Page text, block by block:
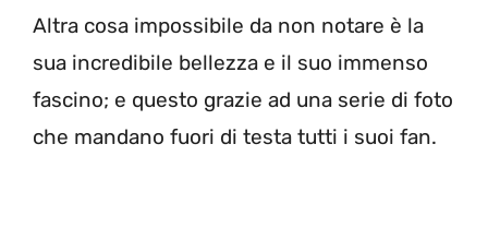
Altra cosa impossibile da non notare è la
sua incredibile bellezza e il suo immenso
fascino; e questo grazie ad una serie di foto
che mandano fuori di testa tutti i suoi fan.